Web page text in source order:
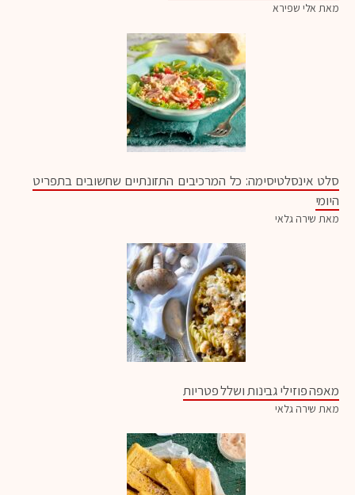
מאת אלי שפירא
סלט אינסלטיסימה: כל המרכיבים התזונתיים שחשובים בתפריט
היומי
מאת שירה גלאי
מאפה פוזילי גבינות ושלל פטריות
מאת שירה גלאי